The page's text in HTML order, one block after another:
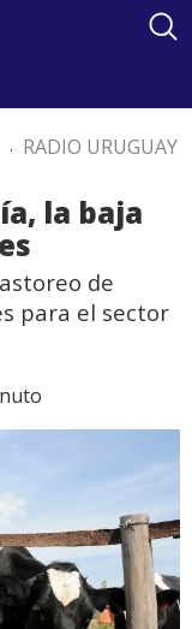
. RADIO URUGUAY
la baja
de
para el sector